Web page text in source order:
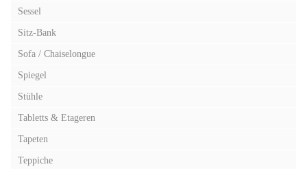
Sessel
Sitz-Bank
Sofa / Chaiselongue
Spiegel
Stühle
Tabletts & Etageren
Tapeten
Teppiche